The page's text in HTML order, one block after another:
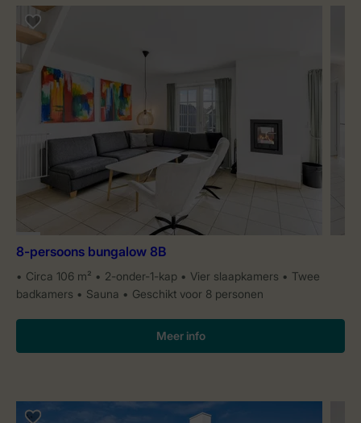
8-persoons bungalow 8B
Circa 106 m² 2-onder-1-kap Vier slaapkamers
Twee
badkamers
Sauna Geschikt voor 8 personen
Meer info